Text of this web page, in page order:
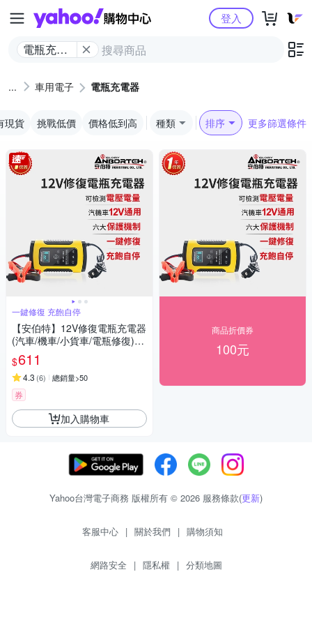
Yahoo購物中心
電瓶充電
登入
車用電子 電瓶充電器
現貨 挑戰低價 價格低到高 種類 排序 更多篩選條件
一鍵修復 充飽自停
【安伯特】12V修復電瓶充電器
(汽車/機車/小貨車/電瓶修復)-
快
$611
4.3 (6) 總銷量>50
券
加入購物車
商品折價券
100元
Yahoo台灣電子商務 版權所有 © 2026 服務條款(更新)
客服中心 | 關於我們 | 購物須知
網路安全 | 隱私權 | 分類地圖